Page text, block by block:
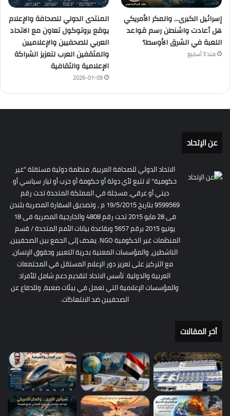
إسرائيل الكبرى… والمكر الأمريكي
هل أعادت واشنطن رسم قواعد
اللعبة في الشرق الأوسط؟
منذ 3 أسابيع
المنتدى الدولي للصحافة والإعلام
يوقع بروتوكول تعاون مع الاتحاد
العربي للصحفيين والإعلاميين
والمثقفين العرب لتعزيز الشراكة
الإعلامية والثقافية
2026-07-09
عن الإتحاد
الاتحاد الدولي للصحافة العربية، منظمة دولية مستقلة "غير
حكومية" لا تتبع لأي دولة أو حكومة أو حزب أو تيار سياسي أو
ديني أو عرقي، مسجلة في المملكة المتحدة تحت رقم
9599569 بتاريخ 19/5/2015 م , وتصديق السفارة المصرية بلندن
فى 28 مايو 2015 تحت رقم 4808 والخارجية المصرية فى 18
يونيو 2015 برقم 5657 وبقاعدة بيانات الأمم المتحدة / قسم
المنظمات غير الحكومية NGO. يهدف إلى الجمع بين الصحفيين،
الناشطين، والمؤسسات المعنية بحرية التعبير وحقوق الإنسان،
مع التركيز على تعزيز دور الإعلام المستقل في المجتمعات
العربية والدولية. تأسس الاتحاد لتقديم دعم شامل للأفراد
والمؤسسات الإعلامية التي تعمل في بيئات صعبة، وللدفاع عن
الصحفيين ضد الانتهاكات.
أخر المقالات